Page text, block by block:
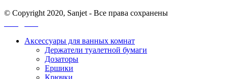
© Copyright 2020, Sanjet - Все права сохранены
Аксессуары для ванных комнат
Держатели туалетной бумаги
Дозаторы
Ершики